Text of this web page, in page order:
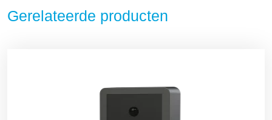
Gerelateerde producten